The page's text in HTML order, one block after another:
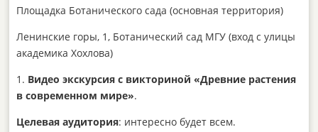
Площадка Ботанического сада (основная территория)
Ленинские горы, 1, Ботанический сад МГУ (вход с улицы
академика Хохлова)
1. Видео экскурсия с викториной «Древние растения
в современном мире».
Целевая аудитория: интересно будет всем.